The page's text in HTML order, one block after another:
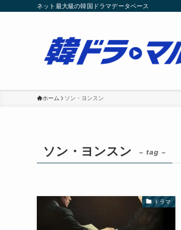
ネット最大級の韓国ドラマデータベース
ホーム ソン・ヨンスン
ソン・ヨンスン – tag –
ドラマ